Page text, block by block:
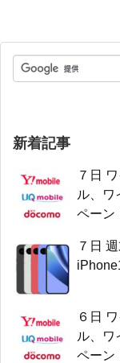
新着記事
７日
ル、ワ
ペーン
７日
６日
ル、ワ
ペーン